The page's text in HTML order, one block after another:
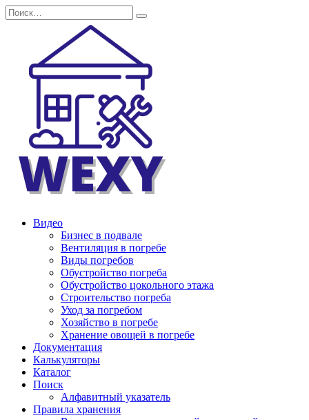
Перейти
к
Search
for:
Видео
Бизнес в подвале
Вентиляция в погребе
Виды погребов
Обустройство погреба
Обустройство цокольного этажа
Строительство погреба
Уход за погребом
Хозяйство в погребе
Хранение овощей в погребе
Документация
Калькуляторы
Каталог
Поиск
Алфавитный указатель
Правила хранения